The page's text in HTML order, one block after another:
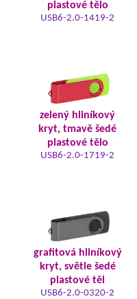
plastové tělo
USB6-2.0-1419-2
zelený hliníkový
kryt, tmavě šedé
plastové tělo
USB6-2.0-1719-2
grafitová hliníkový
kryt, světle šedé
plastové těl
USB6-2.0-0320-2